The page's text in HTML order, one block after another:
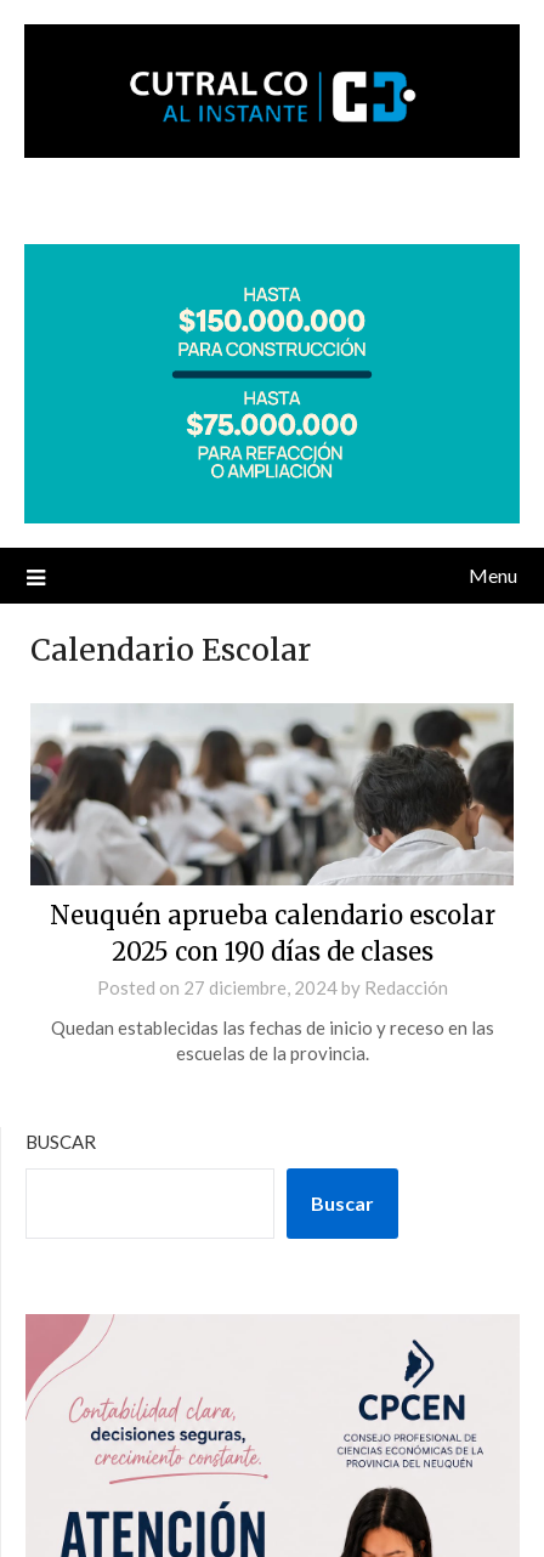
Menu
Calendario Escolar
Neuquén aprueba calendario escolar
2025 con 190 días de clases
Posted on 27 diciembre, 2024by Redacción
Quedan establecidas las fechas de inicio y receso en las
escuelas de la provincia.
BUSCAR
Buscar